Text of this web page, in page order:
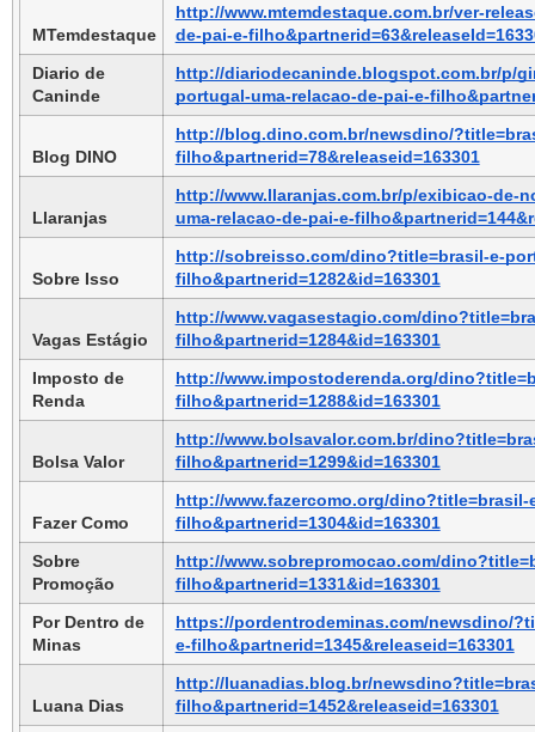
MTemdestaque
http://www.mtemdestaque.com.br/ver-
de-pai-e-
Diario de
Caninde
http://diariodecaninde.blogspot.com.br/p/
portugal-uma-relacao-de-pai-e-
Blog DINO
http://blog.dino.com.br/newsdino/
filho&partnerid=78&releaseid=163301
Llaranjas
http://www.llaranjas.com.br/p/exibicao-
uma-relacao-de-pai-e-
Sobre Isso
http://sobreisso.com/dino?title=brasil-e-
filho&partnerid=1282&id=163301
Vagas Estágio
http://www.vagasestagio.com/
filho&partnerid=1284&id=163301
Imposto de
Renda
http://www.impostoderenda.org/
filho&partnerid=1288&id=163301
Bolsa Valor
http://www.bolsavalor.com.br/
filho&partnerid=1299&id=163301
Fazer Como
http://www.fazercomo.org/
filho&partnerid=1304&id=163301
Sobre
Promoção
http://www.sobrepromocao.com/
filho&partnerid=1331&id=163301
Por Dentro de
Minas
https://pordentrodeminas.com/newsdino/
e-filho&partnerid=1345&releaseid=163301
Luana Dias
http://luanadias.blog.br/
filho&partnerid=1452&releaseid=163301